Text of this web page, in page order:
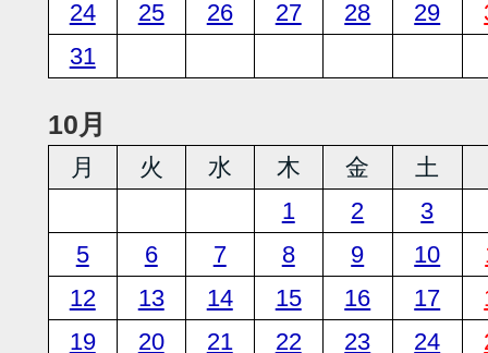
24
25 26 27 28 29
31
10月
月 火 水 木 金 土
1
2
3
5
6 7 8 9 10
12
13 14 15 16 17
19
20 21 22 23 24